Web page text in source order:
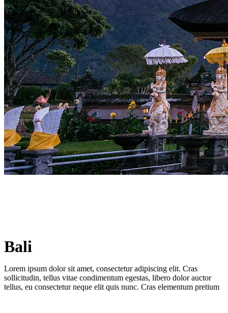
Bali
Lorem ipsum dolor sit amet, consectetur adipiscing elit. Cras
sollicitudin, tellus vitae condimentum egestas, libero dolor auctor
tellus, eu consectetur neque elit quis nunc. Cras elementum pretium